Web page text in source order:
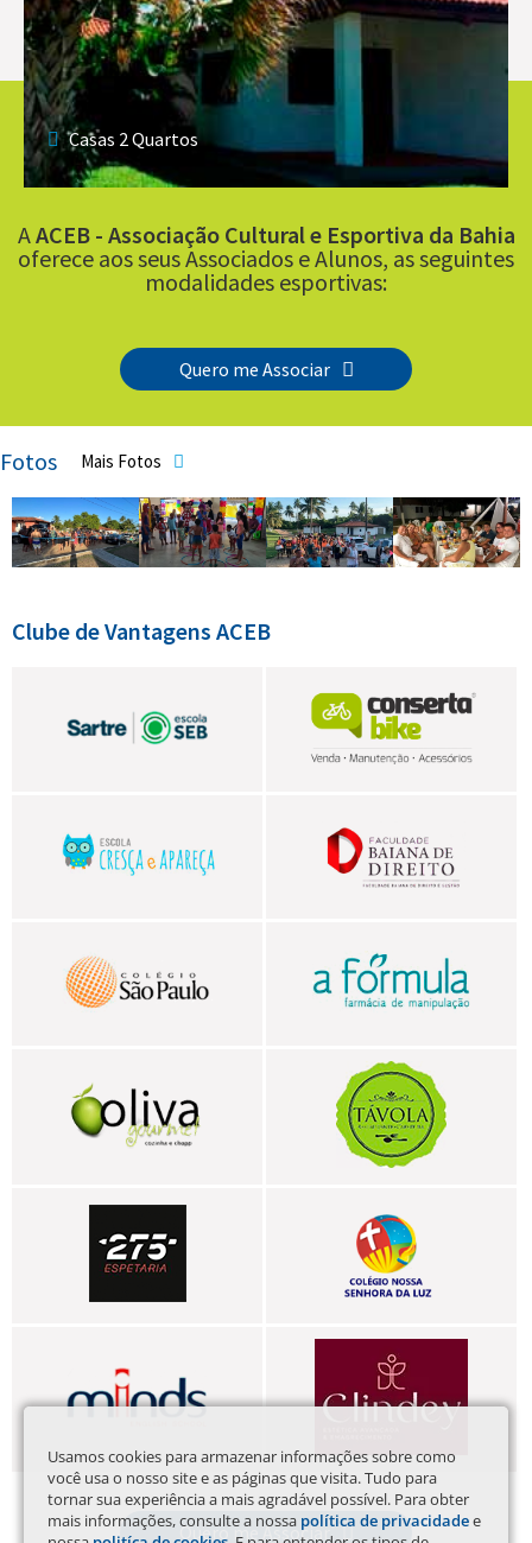
Casas 2 Quartos
AACEB - Associação Cultural e Esportiva da Bahia
oferece aos seus Associados e Alunos, as seguintes
modalidades esportivas:
Quero me Associar
Fotos Mais Fotos
Clube de Vantagens ACEB
Quero me Associar
Usamos cookies para armazenar informações sobre como
você usa o nosso site e as páginas que visita. Tudo para
tornar sua experiência a mais agradável possível. Para obter
mais informações, consulte a nossa política de privacidadee